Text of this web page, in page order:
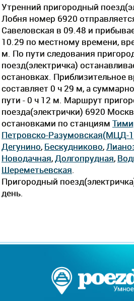
Утренний пригородный
Лобня номер 6920
Савеловская в 09.48 и
10.29 по местному времени,
м. По пути следования
поезд(электричка)
остановках. Приблизительное
составляет 0 ч 29 м, а
пути - 0 ч 12 м. Маршрут
поезда(электрички) 6920
остановками по станциям
Петровско-Разумовская(МЦД-
Дегунино, Бескудниково,
Новодачная, Долгопрудная,
Шереметьевская
Пригородный
день.